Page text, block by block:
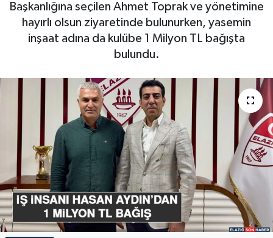
Başkanlığına seçilen Ahmet Toprak ve yönetimine
hayırlı olsun ziyaretinde bulunurken, yasemin
inşaat adına da kulübe 1 Milyon TL bağışta
bulundu.
EKONOMİ
ELAZIĞ
GÜNDEM
HABERDE İNSAN
KÜLTÜR-SANAT
MAGAZİN
MEDYA
Haber Arşivi